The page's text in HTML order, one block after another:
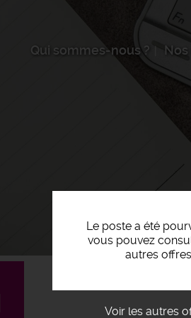
Qui sommes-nous ?
Le poste a été
vous pouvez
autres offres
Voir les autres